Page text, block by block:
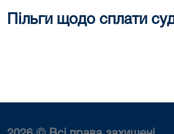
Пільги щодо сплати